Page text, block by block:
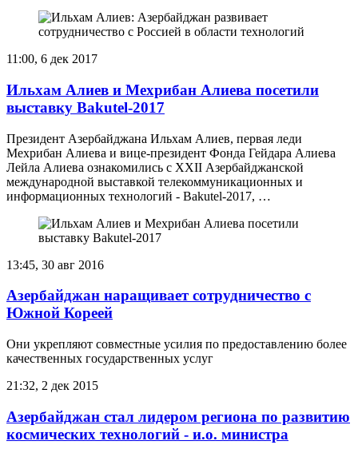
11:00, 6 дек 2017
Ильхам Алиев и Мехрибан Алиева посетили
выставку Bakutel-2017
Президент Азербайджана Ильхам Алиев, первая леди
Мехрибан Алиева и вице-президент Фонда Гейдара Алиева
Лейла Алиева ознакомились с XXII Азербайджанской
международной выставкой телекоммуникационных и
информационных технологий - Bakutel-2017, …
13:45, 30 авг 2016
Азербайджан наращивает сотрудничество с
Южной Кореей
Они укрепляют совместные усилия по предоставлению более
качественных государственных услуг
21:32, 2 дек 2015
Азербайджан стал лидером региона по развитию
космических технологий - и.о. министра